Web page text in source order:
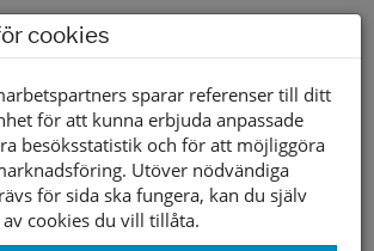
normal bredd men ändå behöver
Gummi
Textil/Syntet
cookies
sparar referenser till ditt
för att kunna erbjuda anpassade
besöksstatistik och för att möjliggöra
Utöver nödvändiga
för sida ska fungera, kan du själv
cookies du vill tillåta.